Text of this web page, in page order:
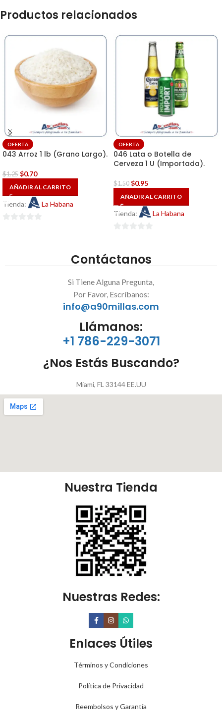
Productos relacionados
OFERTA
043 Arroz 1 lb (Grano Largo).
$1.25 $0.70
AÑADIR AL CARRITO
Tienda: La Habana
OFERTA
046 Lata o Botella de
Cerveza 1 U (Importada).
$1.50 $0.95
AÑADIR AL CARRITO
Tienda: La Habana
5
Contáctanos
Si Tiene Alguna Pregunta,
Por Favor, Escríbanos:
info@a90millas.com
Llámanos:
+1 786-229-3071
¿Nos Estás Buscando?
Miami, FL 33144 EE.UU
Nuestra Tienda
Nuestras Redes:
Enlaces Útiles
Términos y Condiciones
Política de Privacidad
Reembolsos y Garantía